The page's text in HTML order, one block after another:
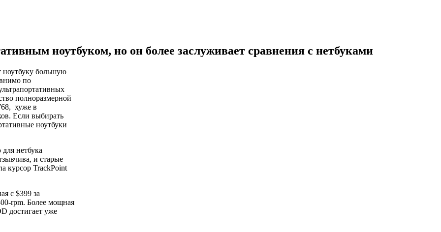
ноутбуком, но он более заслуживает сравнения с нетбуками
ноутбуку большую
по
полноразмерной
хуже в
Если выбирать
ноутбуки
нетбука
и старые
курсор TrackPoint
с $399 за
rpm. Более мощная
достигает уже